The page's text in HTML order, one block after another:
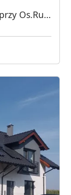
Mieszkanie 94m2 dla 8-10 osób przy Os.Rusa w Poznaniu - KWATERY PRACOWNICZE!